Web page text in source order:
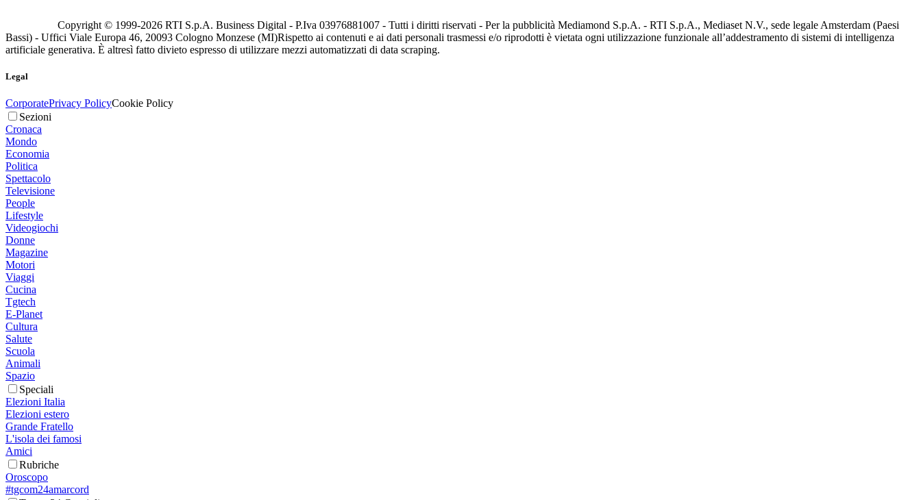
Copyright © 1999-2026 RTI S.p.A. Business Digital - P.Iva 03976881007 - Tutti i diritti riservati - Per la pubblicità Mediamond S.p.A. - RTI S.p.A., Mediaset N.V., sede legale Amsterdam (Paesi
Bassi) - Uffici Viale Europa 46, 20093 Cologno Monzese (MI)Rispetto ai contenuti e ai dati personali trasmessi e/o riprodotti è vietata ogni utilizzazione funzionale all’addestramento di sistemi di intelligenza
artificiale generativa. È altresì fatto divieto espresso di utilizzare mezzi automatizzati di data scraping.
Legal
CorporatePrivacy PolicyCookie Policy
Sezioni
Cronaca
Mondo
Economia
Politica
Spettacolo
Televisione
People
Lifestyle
Videogiochi
Donne
Magazine
Motori
Viaggi
Cucina
Tgtech
E-Planet
Cultura
Salute
Scuola
Animali
Spazio
Speciali
Elezioni Italia
Elezioni estero
Grande Fratello
L'isola dei famosi
Amici
Rubriche
Oroscopo
#tgcom24amarcord